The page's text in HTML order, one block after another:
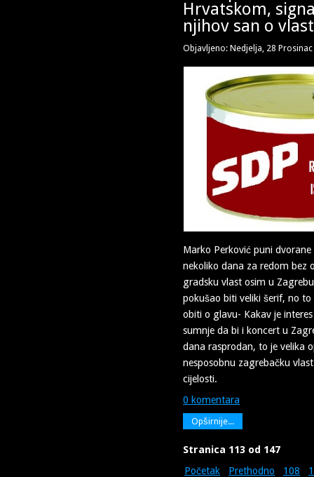
Hrvatskom,
njihov san o
Objavljeno: Nedjelja, 28
Marko Perković puni
nekoliko dana za redom bez
gradsku vlast osim u
pokušao biti veliki šerif, no
obiti o glavu- Kakav je
sumnje da bi i koncert u
dana rasprodan, to je velika
nesposobnu zagrebačku
cijelosti.
0 komentara
Opširnije...
Stranica 113 od 147
Početak
Prethodno 108